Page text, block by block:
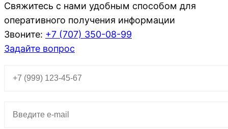
Свяжитесь с нами удобным способом для
оперативного получения информации
Звоните: +7 (707) 350-08-99
Задайте вопрос